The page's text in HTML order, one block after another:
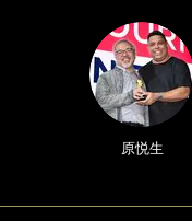
原悦生